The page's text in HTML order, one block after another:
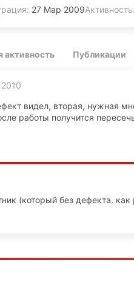
27 Мар 2009Активность
активность Публикации
видел, вторая, нужная
работы получится
(который без дефекта.